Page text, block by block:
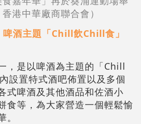
港中華廠商聯合會）
酒主題「Chill飲Chill食」
，是以啤酒為主題的「Chill
設置特式酒吧佈置以及多個
式啤酒及其他酒品和佐酒小
食等，為大家營造一個輕鬆愉